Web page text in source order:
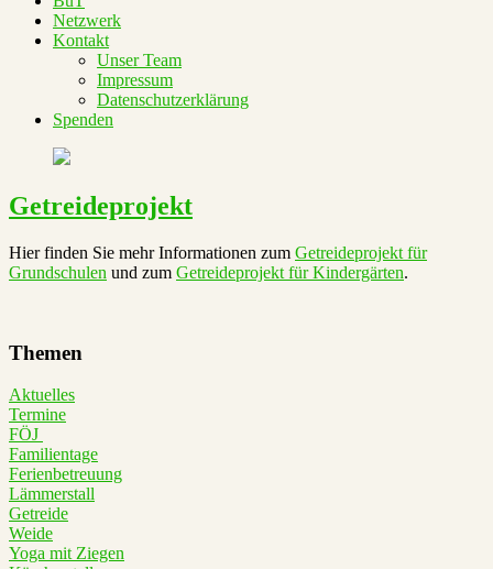
Netzwerk
Kontakt
Unser Team
Impressum
Datenschutzerklärung
Spenden
Getreideprojekt
Hier finden Sie mehr Informationen zum Getreideprojekt für
Grundschulen und zum Getreideprojekt für Kindergärten.
Themen
Aktuelles
Termine
FÖJ
Familientage
Ferienbetreuung
Lämmerstall
Getreide
Weide
Yoga mit Ziegen